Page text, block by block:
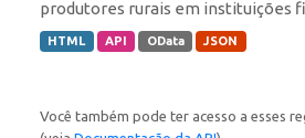
produtores rurais em instituições
HTML API OData JSON
Você também pode ter acesso a esses